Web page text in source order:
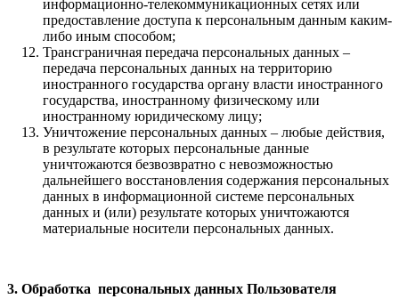
информационно-телекоммуникационных сетях или
предоставление доступа к персональным данным каким-
либо иным способом;
Трансграничная передача персональных данных –
передача персональных данных на территорию
иностранного государства органу власти иностранного
государства, иностранному физическому или
иностранному юридическому лицу;
Уничтожение персональных данных – любые действия,
в результате которых персональные данные
уничтожаются безвозвратно с невозможностью
дальнейшего восстановления содержания персональных
данных в информационной системе персональных
данных и (или) результате которых уничтожаются
материальные носители персональных данных.
3. Обработка персональных данных Пользователя